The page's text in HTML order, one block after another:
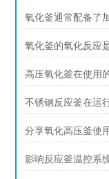
氧化釜通常配备了
氧化釜的氧化反应
高压氧化釜在使用
不锈钢反应釜在运
分享氧化高压釜使
影响反应釜温控系